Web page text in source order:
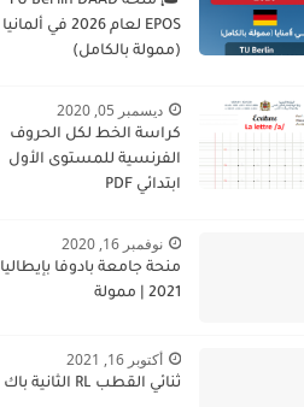
EPOS لعام 2026 في ألمانيا
(ممولة بالكامل)
ديسمبر 05, 2020
كراسة الخط لكل الحروف
الفرنسية للمستوى الأول
ابتدائي PDF
نوفمبر 16, 2020
منحة جامعة بادوفا بإيطاليا
2021 | ممولة
أكتوبر 16, 2021
ثنائي القطب RL الثانية باك